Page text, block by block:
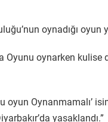
oynadığı oyun
Oyunu oynarken kulise
oyun Oynanmamalı’
yasaklandı.”